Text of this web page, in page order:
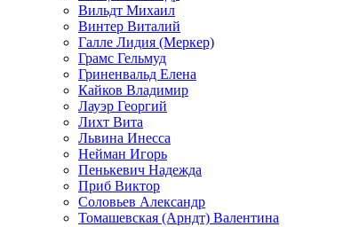
Вильдт Михаил
Винтер Виталий
Галле Лидия (Меркер)
Грамс Гельмуд
Гриненвальд Елена
Кайков Владимир
Лауэр Георгий
Лихт Вита
Львина Инесса
Нейман Игорь
Пенькевич Надежда
Приб Виктор
Соловьев Александр
Томашевская (Арндт) Валентина